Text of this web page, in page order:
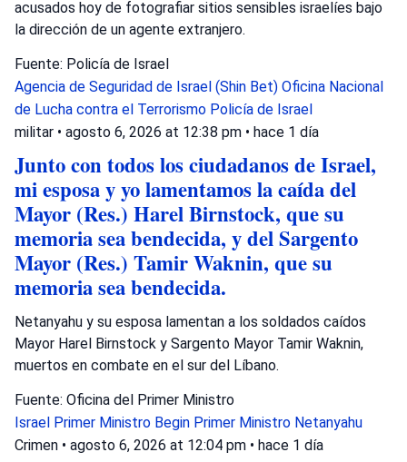
acusados hoy de fotografiar sitios sensibles israelíes bajo
la dirección de un agente extranjero.
Fuente: Policía de Israel
Agencia de Seguridad de Israel (Shin Bet) Oficina Nacional
de Lucha contra el Terrorismo Policía de Israel
militar • agosto 6, 2026 at 12:38 pm • hace 1 día
Junto con todos los ciudadanos de Israel,
mi esposa y yo lamentamos la caída del
Mayor (Res.) Harel Birnstock, que su
memoria sea bendecida, y del Sargento
Mayor (Res.) Tamir Waknin, que su
memoria sea bendecida.
Netanyahu y su esposa lamentan a los soldados caídos
Mayor Harel Birnstock y Sargento Mayor Tamir Waknin,
muertos en combate en el sur del Líbano.
Fuente: Oficina del Primer Ministro
Israel Primer Ministro Begin Primer Ministro Netanyahu
Crimen • agosto 6, 2026 at 12:04 pm • hace 1 día